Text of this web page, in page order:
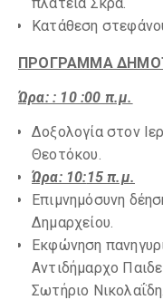
Κατάθεση
ΠΡΟΓΡΑΜΜΑ
Ώρα: : 10 :00 π.μ.
Δοξολογία στον
Θεοτόκου.
Ώρα: 10:15 π.μ.
Επιμνημόσυνη
Δημαρχείου.
Εκφώνηση
Αντιδήμαρχο
Σωτήριο Νικολαΐδη.